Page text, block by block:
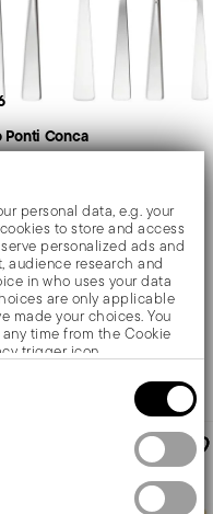
personal data, e.g. your
to store and access
personalized ads and
audience research and
in who uses your data
are only applicable
made your choices. You
time from the Cookie
trigger icon.
location
scanning it for specific
data is processed and set
Ponti Conca
ROSTFREI
STAHL +1 FARBE
€